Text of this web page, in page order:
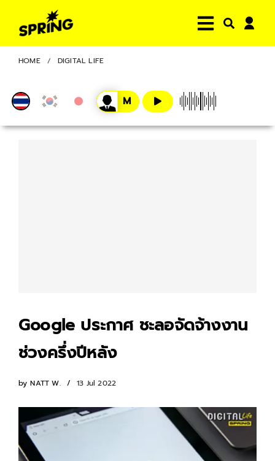
HOME DIGITAL LIFE
Google ประกาศ ชะลอจัดจ้างงาน
ช่วงครึ่งปีหลัง
by NATT W. 13 Jul 2022